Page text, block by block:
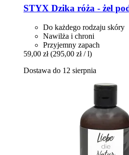
STYX Dzika róża -​ żel
Do każdego rodzaju skóry
Nawilża i chroni
Przyjemny zapach
59,00 zł (295,00 zł / l)
Dostawa do 12 sierpnia